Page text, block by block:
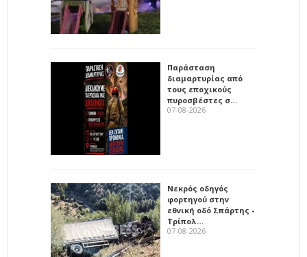
Παράσταση
διαμαρτυρίας από
τους εποχικούς
πυροσβέστες σ…
07-08-2026
Νεκρός οδηγός
φορτηγού στην
εθνική οδό Σπάρτης -
Τρίπολ…
07-08-2026